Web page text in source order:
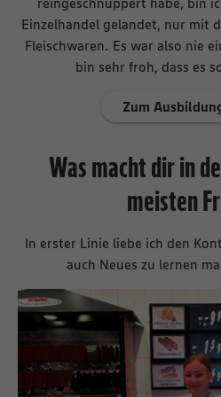
Einzelhandel gelandet, nur mit
Fleischwaren. Es war also nie
bin sehr froh, dass es
Zum
Was macht dir in
meisten
In erster Linie liebe ich den
auch Neues zu lernen